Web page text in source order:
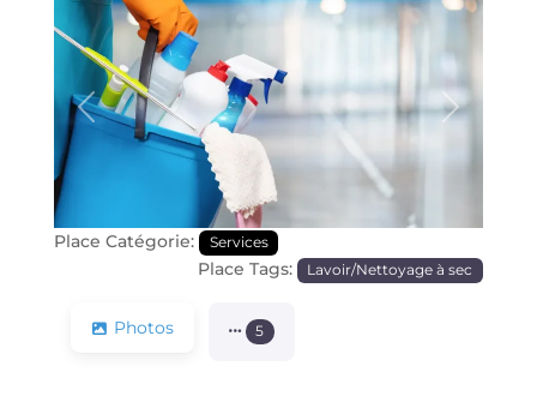
Précédente Prochaine
Place Catégorie: Services
Place Tags: Lavoir/Nettoyage à sec
Photos 5